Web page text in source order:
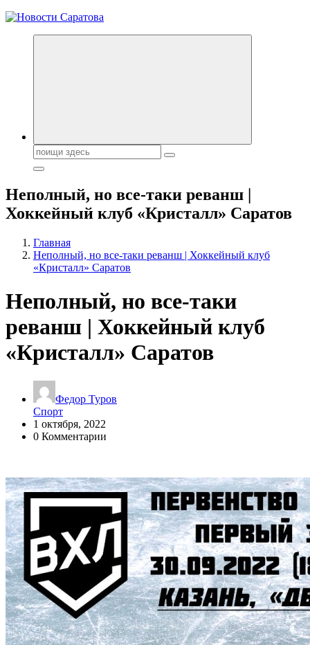
Поиск:
Неполный, но все-таки реванш |
Хоккейный клуб «Кристалл» Саратов
Главная
Неполный, но все-таки реванш | Хоккейный клуб
«Кристалл» Саратов
Неполный, но все-таки
реванш | Хоккейный клуб
«Кристалл» Саратов
Федор Туров
Спорт
1 октября, 2022
0 Комментарии